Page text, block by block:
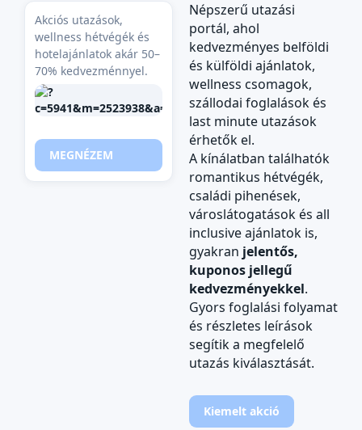
Akciós utazások,
wellness hétvégék és
hotelajánlatok akár 50–
70% kedvezménnyel.
MEGNÉZEM
Népszerű utazási
portál, ahol
kedvezményes belföldi
és külföldi ajánlatok,
wellness csomagok,
szállodai foglalások és
last minute utazások
érhetők el.
A kínálatban találhatók
romantikus hétvégék,
családi pihenések,
városlátogatások és all
inclusive ajánlatok is,
gyakran jelentős,
kuponos jellegű
kedvezményekkel.
Gyors foglalási folyamat
és részletes leírások
segítik a megfelelő
utazás kiválasztását.
Kiemelt akció